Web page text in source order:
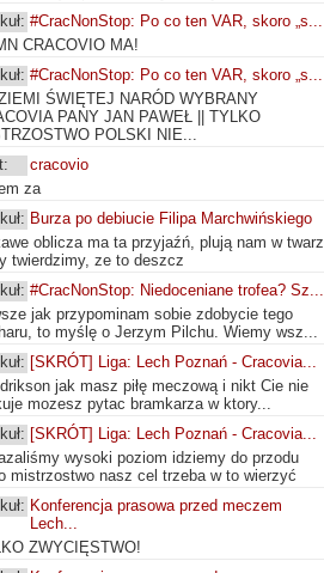
#CracNonStop: Po co ten VAR, skoro „s...
CRACOVIO MA!
#CracNonStop: Po co ten VAR, skoro „s...
ŚWIĘTEJ NARÓD WYBRANY
PANY JAN PAWEŁ || TYLKO
POLSKI NIE...
cracovio
za
Burza po debiucie Filipa Marchwińskiego
oblicza ma ta przyjaźń, plują nam w twarz
twierdzimy, ze to deszcz
#CracNonStop: Niedoceniane trofea? Sz...
jak przypominam sobie zdobycie tego
to myślę o Jerzym Pilchu. Wiemy wsz...
[SKRÓT] Liga: Lech Poznań - Cracovia...
jak masz piłę meczową i nikt Cie nie
mozesz pytac bramkarza w ktory...
[SKRÓT] Liga: Lech Poznań - Cracovia...
wysoki poziom idziemy do przodu
mistrzostwo nasz cel trzeba w to wierzyć
Konferencja prasowa przed meczem
Lech...
ZWYCIĘSTWO!